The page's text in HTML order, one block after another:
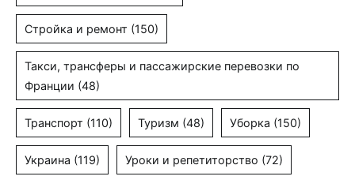
Стройка и ремонт (150)
Такси, трансферы и пассажирские перевозки по
Франции (48)
Транспорт (110) Туризм (48) Уборка (150)
Украина (119) Уроки и репетиторство (72)